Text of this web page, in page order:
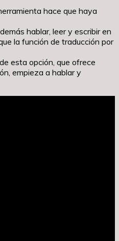
hace que haya
hablar, leer y escribir en
la función de traducción por
esta opción, que ofrece
empieza a hablar y